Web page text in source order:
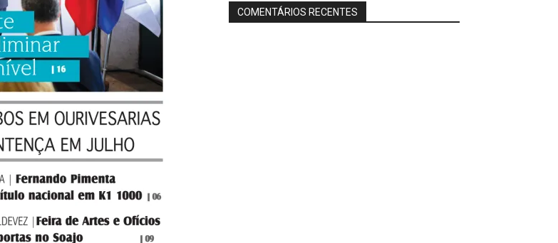
COMENTÁRIOS RECENTES